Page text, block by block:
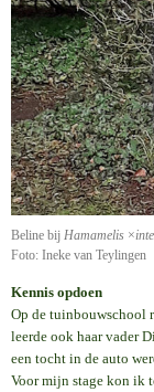
Beline bij Hamamelis ×
Foto: Ineke van Teylingen
Kennis opdoen
Op de tuinbouwschool
leerde ook haar vader
een tocht in de auto
Voor mijn stage kon ik